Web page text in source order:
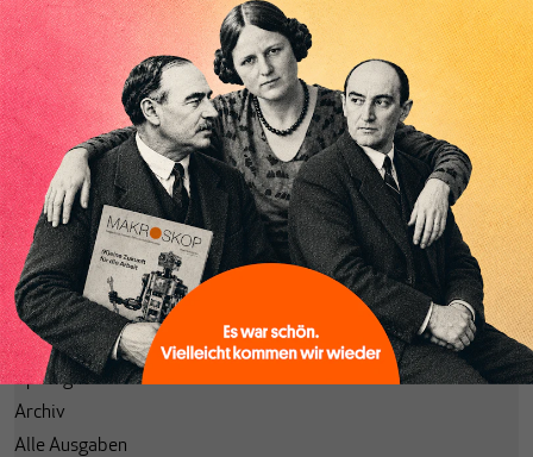
Abonnieren
Anmelden
Passwort vergessen?
Code einlösen
Lesezeichen
Aktuelle Ausgabe
Themenhefte
Spotlight
Archiv
Alle Ausgaben